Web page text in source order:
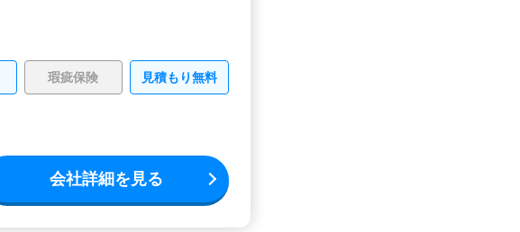
瑕疵保険 見積もり無料
会社詳細を見る